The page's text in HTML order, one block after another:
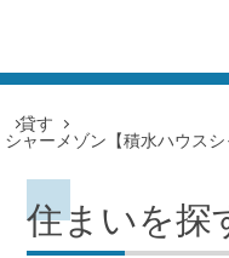
貸す
シャーメゾン【積水ハウス
住まいを探